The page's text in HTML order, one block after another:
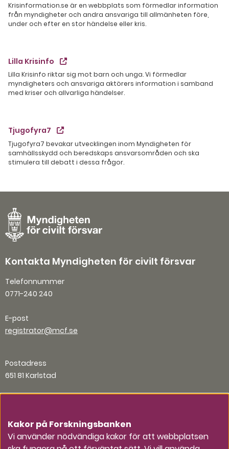
Krisinformation.se är en webbplats som förmedlar information
från myndigheter och andra ansvariga till allmänheten före,
under och efter en stor händelse eller kris.
Lilla Krisinfo
Lilla Krisinfo riktar sig mot barn och unga. Vi förmedlar
myndigheters och ansvariga aktörers information i samband
med kriser och allvarliga händelser.
Tjugofyra7
Tjugofyra7 bevakar utvecklingen inom Myndigheten för
samhällsskydd och beredskaps ansvarsområden och ska
stimulera till debatt i dessa frågor.
Kontakta Myndigheten för civilt försvar
Telefonnummer
0771-240 240
E-post
registrator@mcf.se
Postadress
651 81 Karlstad
Kakor på Forskningsbanken
Vi använder nödvändiga kakor för att webbplatsen